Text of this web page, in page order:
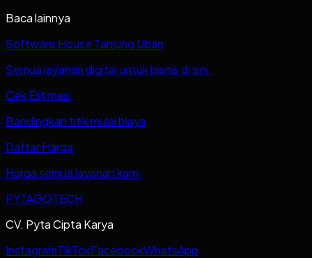
Baca lainnya
Software House Tanjung Uban
Semua layanan digital untuk bisnis di sini.
Cek Estimasi
Bandingkan titik mulai biaya
Daftar Harga
Harga semua layanan kami
PYTAGOTECH
CV. Pyta Cipta Karya
InstagramTikTokFacebookWhatsApp